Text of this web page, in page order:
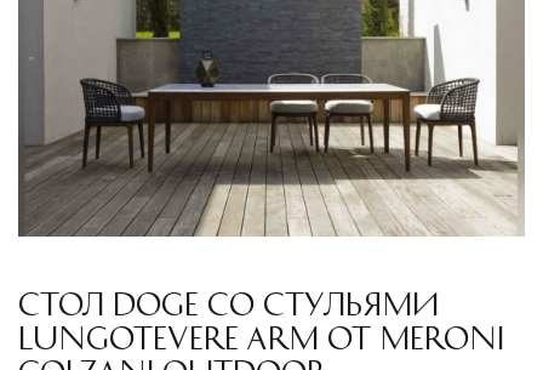
СТОЛ DOGE СО СТУЛЬЯМИ
LUNGOTEVERE ARM ОТ MERONI